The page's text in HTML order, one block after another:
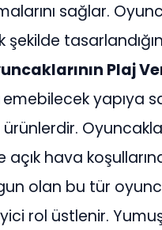
sağlar.
Plaj
yapıya
hava
olan bu tür
rol üstlenir.